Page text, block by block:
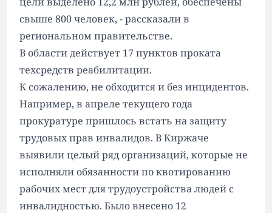
свыше 800 человек, - рассказали в
региональном правительстве.
В области действует 17 пунктов проката
техсредств реабилитации.
К сожалению, не обходится и без инцидентов.
Например, в апреле текущего года
прокуратуре пришлось встать на защиту
трудовых прав инвалидов. В Киржаче
выявили целый ряд организаций, которые не
исполняли обязанности по квотированию
рабочих мест для трудоустройства людей с
инвалидностью. Было внесено 12